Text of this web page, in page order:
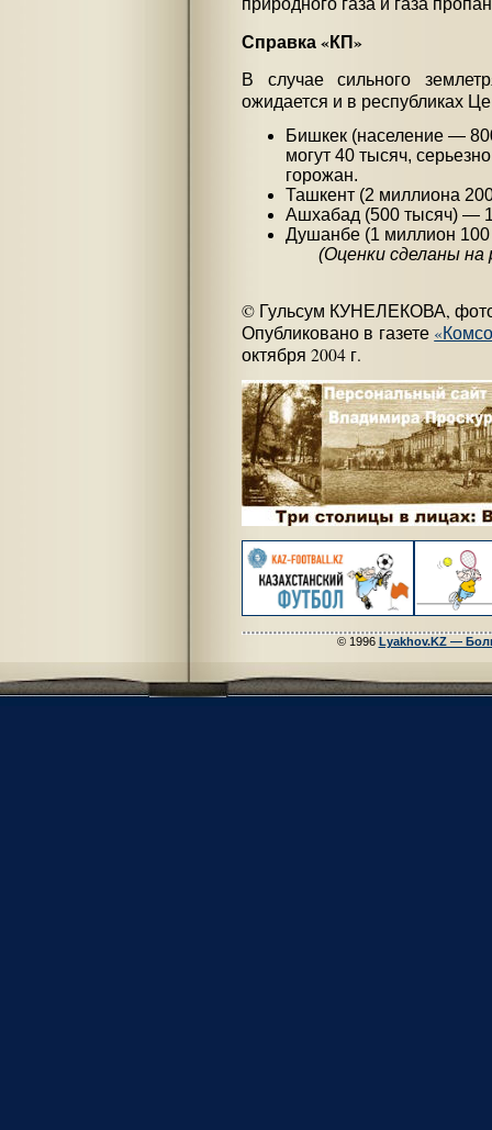
Справка «КП»
В случае сильного
ожидается и в республиках
Бишкек (население —
могут 40 тысяч,
горожан.
Ташкент (2 миллиона
Ашхабад (500 тысяч) —
Душанбе (1 миллион
(Оценки сделаны
© Гульсум КУНЕЛЕКОВА,
Опубликовано в газете
октября 2004 г.
© 1996 Lyakhov.KZ —